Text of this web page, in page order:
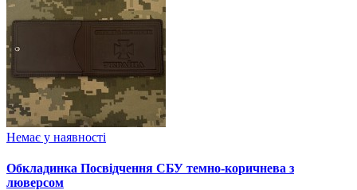
Немає у наявності
Обкладинка Посвідчення СБУ темно-коричнева з
люверсом